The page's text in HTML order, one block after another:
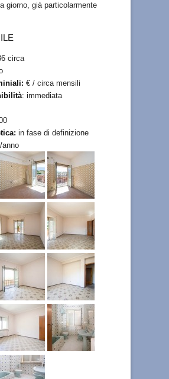
giorno, già particolarmente
circa
€ / circa mensili
: immediata
in fase di definizione
anno